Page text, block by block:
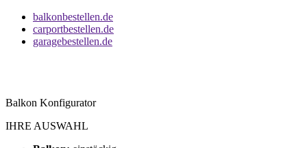
balkonbestellen.de
carportbestellen.de
garagebestellen.de
Balkon Konfigurator
IHRE AUSWAHL